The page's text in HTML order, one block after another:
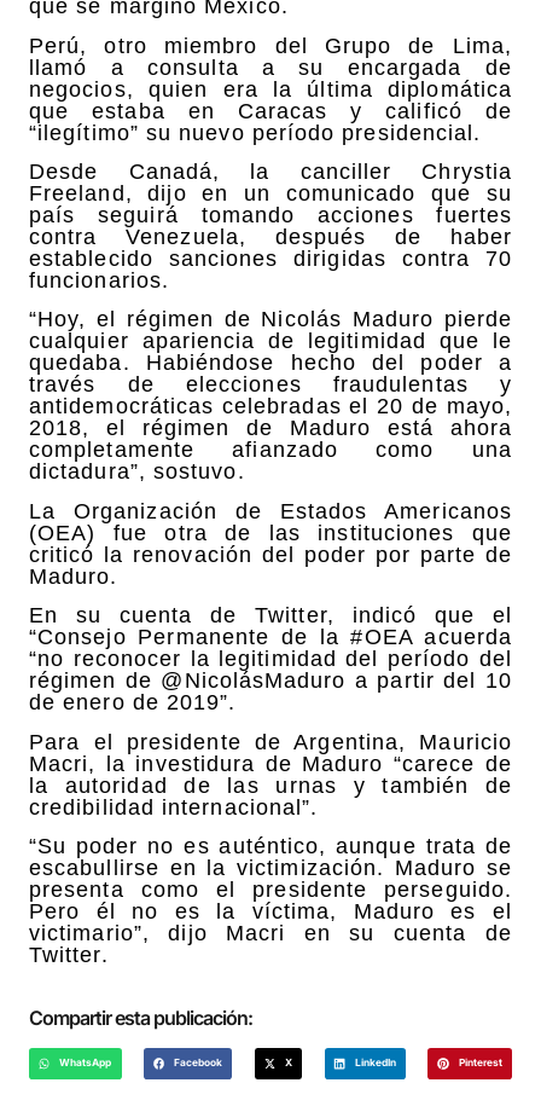
que se marginó México.
Perú, otro miembro del Grupo de Lima,
llamó a consulta a su encargada de
negocios, quien era la última diplomática
que estaba en Caracas y calificó de
“ilegítimo” su nuevo período presidencial.
Desde Canadá, la canciller Chrystia
Freeland, dijo en un comunicado que su
país seguirá tomando acciones fuertes
contra Venezuela, después de haber
establecido sanciones dirigidas contra 70
funcionarios.
“Hoy, el régimen de Nicolás Maduro pierde
cualquier apariencia de legitimidad que le
quedaba. Habiéndose hecho del poder a
través de elecciones fraudulentas y
antidemocráticas celebradas el 20 de mayo,
2018, el régimen de Maduro está ahora
completamente afianzado como una
dictadura”, sostuvo.
La Organización de Estados Americanos
(OEA) fue otra de las instituciones que
criticó la renovación del poder por parte de
Maduro.
En su cuenta de Twitter, indicó que el
“Consejo Permanente de la #OEA acuerda
“no reconocer la legitimidad del período del
régimen de @NicolásMaduro a partir del 10
de enero de 2019”.
Para el presidente de Argentina, Mauricio
Macri, la investidura de Maduro “carece de
la autoridad de las urnas y también de
credibilidad internacional”.
“Su poder no es auténtico, aunque trata de
escabullirse en la victimización. Maduro se
presenta como el presidente perseguido.
Pero él no es la víctima, Maduro es el
victimario”, dijo Macri en su cuenta de
Twitter.
Compartir esta publicación:
WhatsApp Facebook X LinkedIn Pinterest